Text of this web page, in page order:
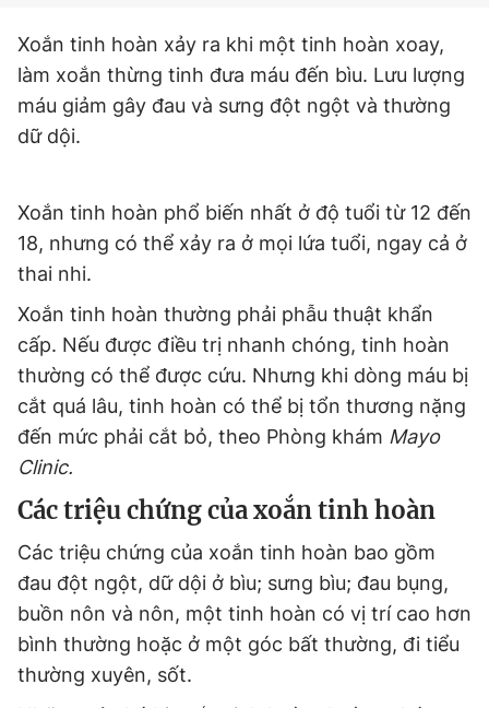
Xoắn tinh hoàn xảy ra khi một tinh hoàn xoay,
làm xoắn thừng tinh đưa máu đến bìu. Lưu lượng
máu giảm gây đau và sưng đột ngột và thường
dữ dội.
Xoắn tinh hoàn phổ biến nhất ở độ tuổi từ 12 đến
18, nhưng có thể xảy ra ở mọi lứa tuổi, ngay cả ở
thai nhi.
Xoắn tinh hoàn thường phải phẫu thuật khẩn
cấp. Nếu được điều trị nhanh chóng, tinh hoàn
thường có thể được cứu. Nhưng khi dòng máu bị
cắt quá lâu, tinh hoàn có thể bị tổn thương nặng
đến mức phải cắt bỏ, theo Phòng khám Mayo
Clinic.
Các triệu chứng của xoắn tinh hoàn
Các triệu chứng của xoắn tinh hoàn bao gồm
đau đột ngột, dữ dội ở bìu; sưng bìu; đau bụng,
buồn nôn và nôn, một tinh hoàn có vị trí cao hơn
bình thường hoặc ở một góc bất thường, đi tiểu
thường xuyên, sốt.